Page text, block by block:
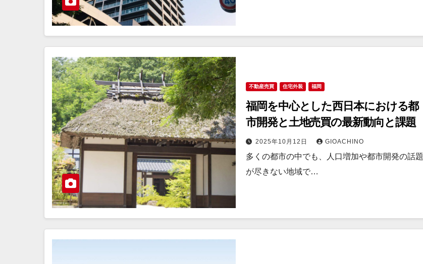
不動産売買 住宅外装 福岡
福岡を中心とした西日本における都
市開発と土地売買の最新動向と課題
2025年10月12日 GIOACHINO
多くの都市の中でも、人口増加や都市開発の話題
が尽きない地域で…